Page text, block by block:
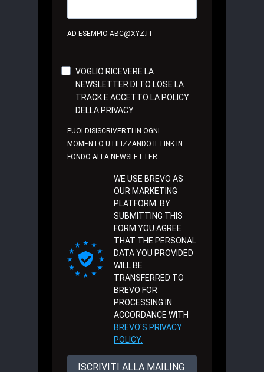
AD ESEMPIO ABC@XYZ.IT
VOGLIO RICEVERE LA
NEWSLETTER DI TO LOSE LA
TRACK E ACCETTO LA POLICY
DELLA PRIVACY.
PUOI DISISCRIVERTI IN OGNI
MOMENTO UTILIZZANDO IL LINK IN
FONDO ALLA NEWSLETTER.
WE USE BREVO AS
OUR MARKETING
PLATFORM. BY
SUBMITTING THIS
FORM YOU AGREE
THAT THE PERSONAL
DATA YOU PROVIDED
WILL BE
TRANSFERRED TO
BREVO FOR
PROCESSING IN
ACCORDANCE WITH
BREVO'S PRIVACY
POLICY.
ISCRIVITI ALLA MAILING